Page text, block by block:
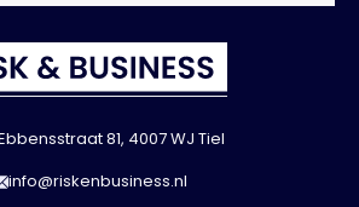
81, 4007 WJ Tiel
info@riskenbusiness.nl